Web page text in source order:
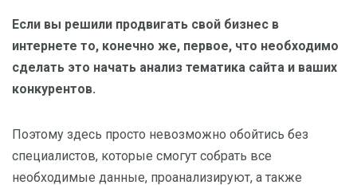
Если вы решили продвигать свой бизнес в
интернете то, конечно же, первое, что необходимо
сделать это начать анализ тематика сайта и ваших
конкурентов.
Поэтому здесь просто невозможно обойтись без
специалистов, которые смогут собрать все
необходимые данные, проанализируют, а также